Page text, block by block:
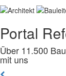
Portal
Über 11.500
mit uns